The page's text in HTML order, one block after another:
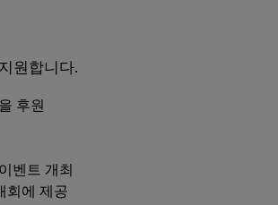
원합니다.
후원
벤트 개최
회에 제공